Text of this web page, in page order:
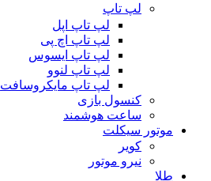
لپ تاپ
لپ تاپ اپل
لپ تاپ اچ پی
لپ تاپ ایسوس
لپ تاپ لنوو
لپ تاپ مایکروسافت
کنسول بازی
ساعت هوشمند
موتور سیکلت
کویر
نیرو موتور
طلا